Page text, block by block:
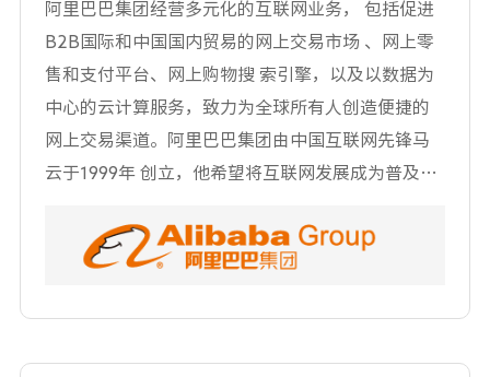
阿里巴巴集团经营多元化的互联网业务， 包括促进
B2B国际和中国国内贸易的网上交易市场 、网上零
售和支付平台、网上购物搜 索引擎，以及以数据为
中心的云计算服务，致力为全球所有人创造便捷的
网上交易渠道。阿里巴巴集团由中国互联网先锋马
云于1999年 创立，他希望将互联网发展成为普及使
由私人持股，现服务来自超过240个国家和地区的互
联网用户。阿里巴巴集团及其关联公司在大中华地